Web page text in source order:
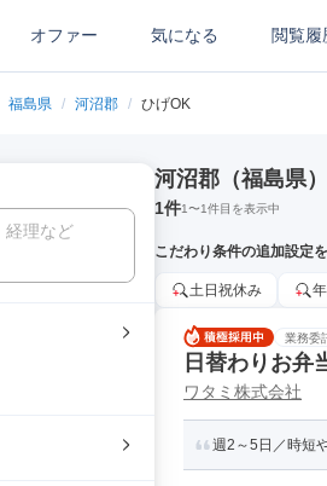
オファー 気になる 閲覧履
福島県 / 河沼郡 / ひげOK
河沼郡（福島県
1件1〜1件目を表示中
こだわり条件の追加設定
土日祝休み
業務委
日替わりお弁
ワタミ株式会社
週2～5日／時短